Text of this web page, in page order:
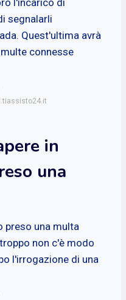
segnalarli
Quest'ultima avrà
connesse
in
una
preso una multa
non c'è modo
l'irrogazione di una